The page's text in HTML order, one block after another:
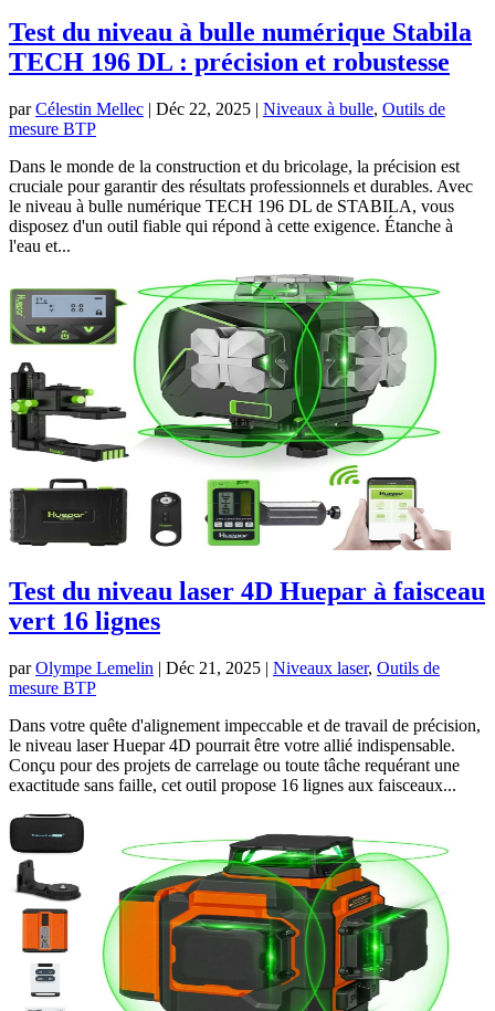
Test du niveau à bulle numérique Stabila
TECH 196 DL : précision et robustesse
parCélestin Mellec | Déc 22, 2025 | Niveaux à bulle, Outils de
mesure BTP
Dans le monde de la construction et du bricolage, la précision est
cruciale pour garantir des résultats professionnels et durables. Avec
le niveau à bulle numérique TECH 196 DL de STABILA, vous
disposez d'un outil fiable qui répond à cette exigence. Étanche à
l'eau et...
Test du niveau laser 4D Huepar à faisceau
vert 16 lignes
parOlympe Lemelin | Déc 21, 2025 | Niveaux laser, Outils de
mesure BTP
Dans votre quête d'alignement impeccable et de travail de précision,
le niveau laser Huepar 4D pourrait être votre allié indispensable.
Conçu pour des projets de carrelage ou toute tâche requérant une
exactitude sans faille, cet outil propose 16 lignes aux faisceaux...